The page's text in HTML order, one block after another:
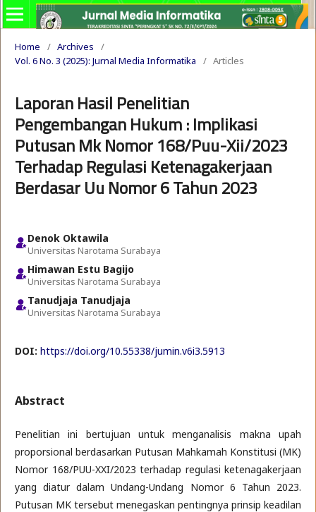
Home / Archives
/
Vol. 6 No. 3 (2025): Jurnal Media Informatika
/ Articles
Laporan Hasil Penelitian
Pengembangan Hukum : Implikasi
Putusan Mk Nomor 168/Puu-Xii/2023
Terhadap Regulasi Ketenagakerjaan
Berdasar Uu Nomor 6 Tahun 2023
Denok Oktawila
Universitas Narotama Surabaya
Himawan Estu Bagijo
Universitas Narotama Surabaya
Tanudjaja Tanudjaja
Universitas Narotama Surabaya
DOI: https://doi.org/10.55338/jumin.v6i3.5913
Abstract
Penelitian ini bertujuan untuk menganalisis makna upah
proporsional berdasarkan Putusan Mahkamah Konstitusi (MK)
Nomor 168/PUU-XXI/2023 terhadap regulasi ketenagakerjaan
yang diatur dalam Undang-Undang Nomor 6 Tahun 2023.
Putusan MK tersebut menegaskan pentingnya prinsip keadilan